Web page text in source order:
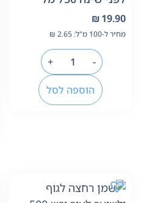
₪19.90
מחיר ל-100 מ"ל: ₪ 2.65
-
+
הוספה לסל